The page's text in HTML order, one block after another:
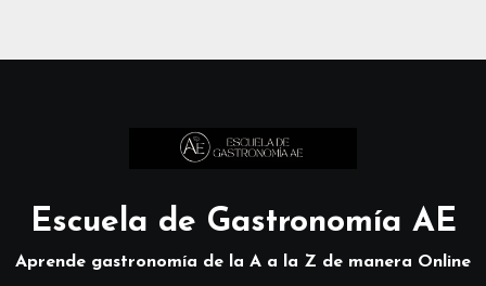
Escuela de Gastronomía AE
Aprende gastronomía de la A a la Z de manera Online